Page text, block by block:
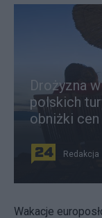
Drożyzna
polskich
obniżki cen
Redakcja
Wakacje